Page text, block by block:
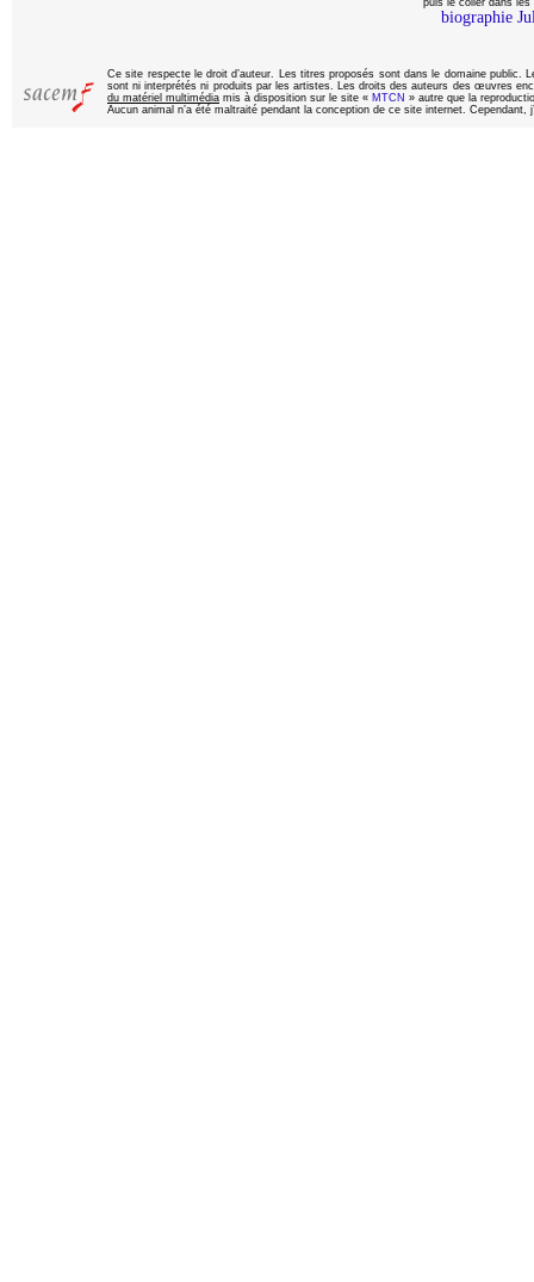
puis le coller dans
biographie
Ce site respecte le droit d’auteur. Les titres proposés sont dans le domaine
sont ni interprétés ni produits par les artistes. Les droits des auteurs des œuvres
du matériel multimédia mis à disposition sur le site « MTCN » autre que la
Aucun animal n’a été maltraité pendant la conception de ce site internet. Cependant,